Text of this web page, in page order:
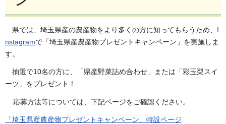
県では、埼玉県産の農産物をより多くの方に知ってもらうため、 I
nstagramで「埼玉県産農産物プレゼントキャンペーン」を実施しま
す。
抽選で10名の方に、「県産野菜詰め合わせ」または「彩玉梨スイ
ーツ」をプレゼント！
応募方法等については、下記ページをご確認ください。
「埼玉県産農産物プレゼントキャンペーン」特設ページ